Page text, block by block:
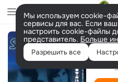
Мы используем cookie-
сервисы для вас. Если
настроить cookie-файлы
представитель. Больше
Разрешить все